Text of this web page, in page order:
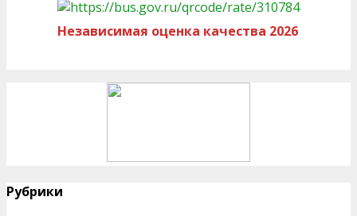
Независимая оценка качества 2026
Рубрики